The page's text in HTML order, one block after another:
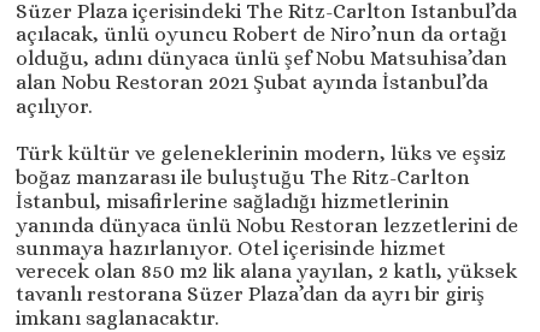
Süzer Plaza içerisindeki The Ritz-Carlton Istanbul’da
açılacak, ünlü oyuncu Robert de Niro’nun da ortağı
olduğu, adını dünyaca ünlü şef Nobu Matsuhisa’dan
alan Nobu Restoran 2021 Şubat ayında İstanbul’da
açılıyor.
Türk kültür ve geleneklerinin modern, lüks ve eşsiz
boğaz manzarası ile buluştuğu The Ritz-Carlton
İstanbul, misafirlerine sağladığı hizmetlerinin
yanında dünyaca ünlü Nobu Restoran lezzetlerini de
sunmaya hazırlanıyor. Otel içerisinde hizmet
verecek olan 850 m2 lik alana yayılan, 2 katlı, yüksek
tavanlı restorana Süzer Plaza’dan da ayrı bir giriş
imkanı saglanacaktır.